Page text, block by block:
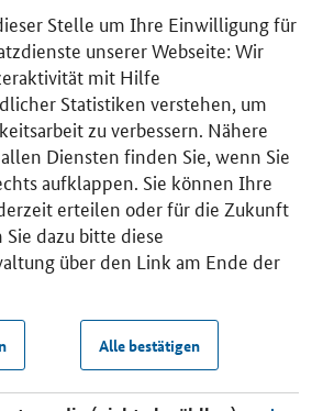
Stelle um Ihre Einwilligung für
unserer Webseite: Wir
mit Hilfe
Statistiken verstehen, um
zu verbessern. Nähere
Diensten finden Sie, wenn Sie
aufklappen. Sie können Ihre
erteilen oder für die Zukunft
dazu bitte diese
über den Link am Ende der
Alle bestätigen